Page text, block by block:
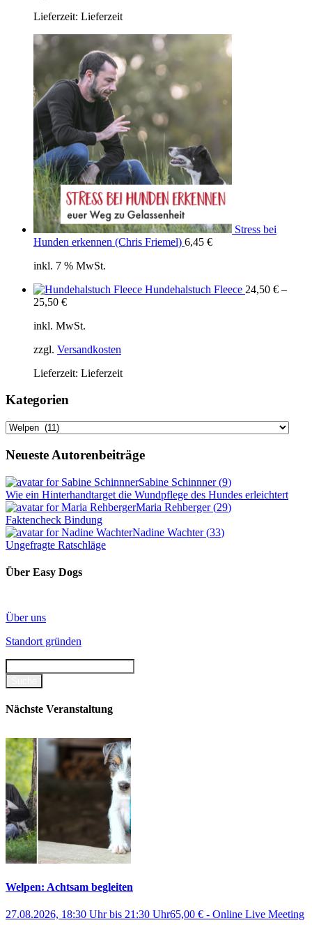
Lieferzeit: Lieferzeit
Stress bei
Hunden erkennen (Chris Friemel) 6,45 €
inkl. 7 % MwSt.
Hundehalstuch Fleece 24,50 € –
25,50 €
inkl. MwSt.
zzgl. Versandkosten
Lieferzeit: Lieferzeit
Kategorien
Kategorien
Neueste Autorenbeiträge
Sabine Schinnner(9)
Wie ein Hinterhandtarget die Wundpflege des Hundes erleichtert
Maria Rehberger(29)
Faktencheck Bindung
Nadine Wachter(33)
Ungefragte Ratschläge
Über Easy Dogs
Über uns
Standort gründen
Nächste Veranstaltung
Welpen: Achtsam begleiten
27.08.2026, 18:30 Uhrbis 21:30 Uhr65,00 € - Online Live Meeting